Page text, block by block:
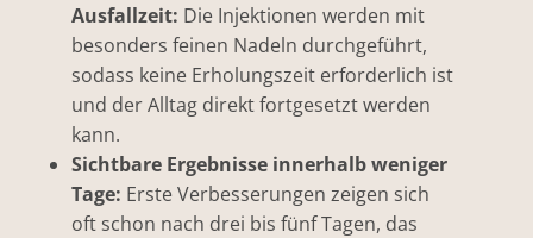
Ausfallzeit: Die Injektionen werden mit
besonders feinen Nadeln durchgeführt,
sodass keine Erholungszeit erforderlich ist
und der Alltag direkt fortgesetzt werden
kann.
Sichtbare Ergebnisse innerhalb weniger
Tage: Erste Verbesserungen zeigen sich
oft schon nach drei bis fünf Tagen, das